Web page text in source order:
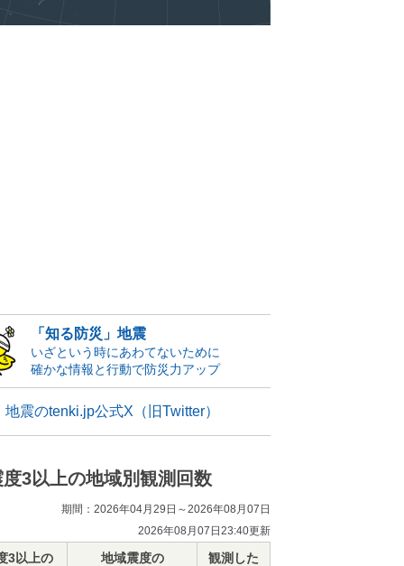
「知る防災」地震
いざという時にあわてないために
確かな情報と行動で防災力アップ
地震のtenki.jp公式X（旧Twitter）
度3以上の地域別観測回数
期間：2026年04月29日～2026年08月07日
2026年08月07日23:40更新
3以上の
地域震度の
観測した